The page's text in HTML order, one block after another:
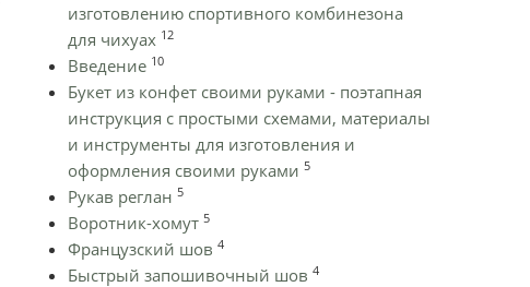
изготовлению спортивного комбинезона
для чихуах 12
Введение 10
Букет из конфет своими руками - поэтапная
инструкция с простыми схемами, материалы
и инструменты для изготовления и
оформления своими руками 5
Рукав реглан 5
Воротник-хомут 5
Французский шов 4
Быстрый запошивочный шов 4